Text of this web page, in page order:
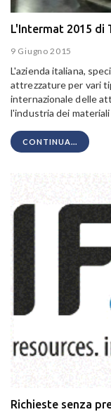
L'Intermat 2015 di
9 Giugno 2015
L'azienda italiana,
attrezzature per vari
internazionale delle
l'industria dei materiali
CONTINUA...
Richieste senza